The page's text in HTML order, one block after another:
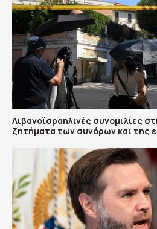
Λιβανοϊσραηλινές συνομιλίες
ζητήματα των συνόρων και της